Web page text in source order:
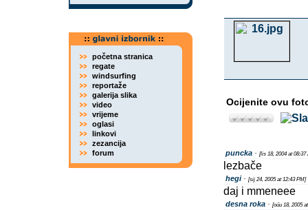
početna stranica
regate
windsurfing
reportaže
galerija slika
video
vrijeme
oglasi
linkovi
zezancija
forum
Ocijenite ovu
puncka - [lis 18, 2004 at 08:37
lezbače
hegi- [sij 24, 2005 at 12:43 PM]
daj i mmeneee
desna roka - [oűu 18, 2005